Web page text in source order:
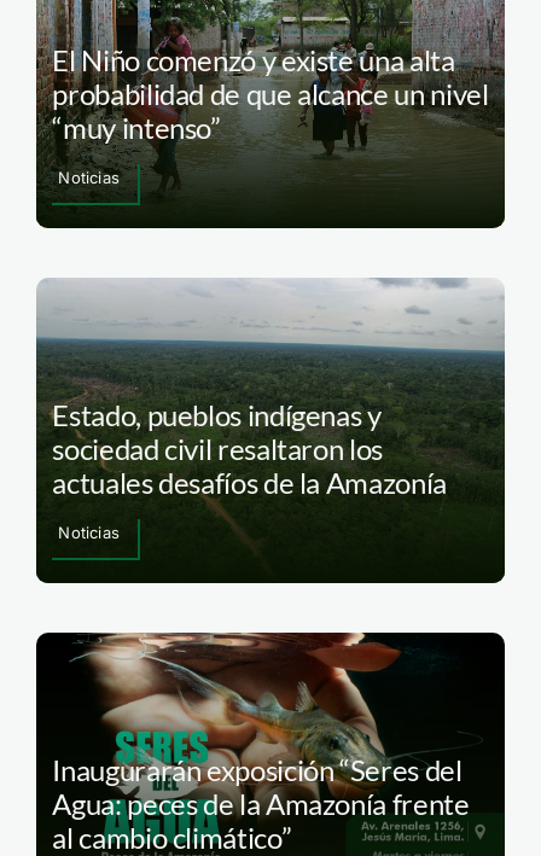
El Niño comenzó y existe una alta
probabilidad de que alcance un nivel
“muy intenso”
Noticias
Estado, pueblos indígenas y
sociedad civil resaltaron los
actuales desafíos de la Amazonía
Noticias
Inaugurarán exposición “Seres del
Agua: peces de la Amazonía frente
al cambio climático”